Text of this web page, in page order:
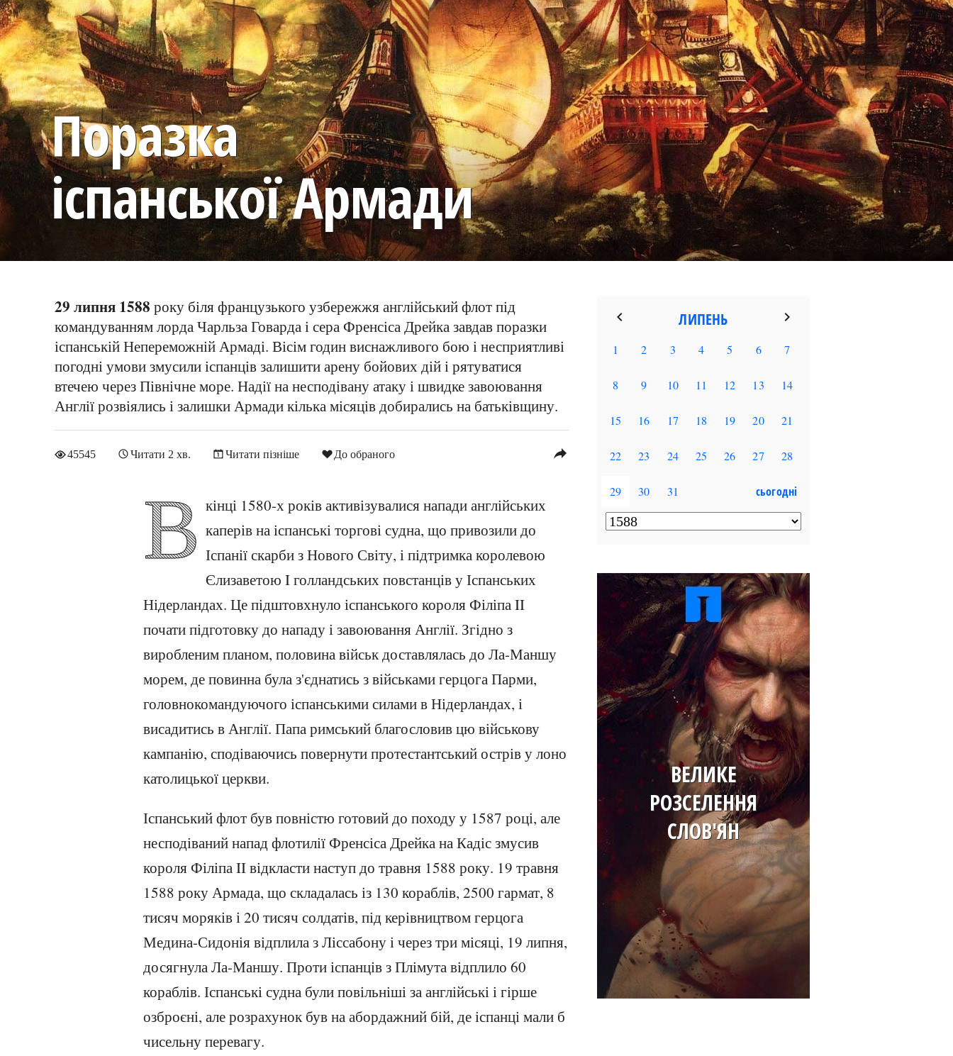
Поразка
іспанської Армади
29 липня 1588 року біля французького узбережжя англійський флот під
командуванням лорда Чарльза Говарда і сера Френсіса Дрейка завдав поразки
іспанській Непереможній Армаді. Вісім годин виснажливого бою і несприятливі
погодні умови змусили іспанців залишити арену бойових дій і рятуватися
втечею через Північне море. Надії на несподівану атаку і швидке завоювання
Англії розвіялись і залишки Армади кілька місяців добирались на батьківщину.
45545 Читати 2 хв. Читати пізніше До обраного reply
В кінці 1580-х років активізувалися напади англійських
каперів на іспанські торгові судна, що привозили до
Іспанії скарби з Нового Світу, і підтримка королевою
Єлизаветою I голландських повстанців у Іспанських
Нідерландах. Це підштовхнуло іспанського короля Філіпа II
почати підготовку до нападу і завоювання Англії. Згідно з
виробленим планом, половина військ доставлялась до Ла-Маншу
морем, де повинна була з'єднатись з військами герцога Парми,
головнокомандуючого іспанськими силами в Нідерландах, і
висадитись в Англії. Папа римський благословив цю військову
кампанію, сподіваючись повернути протестантський острів у лоно
католицької церкви.
Іспанський флот був повністю готовий до походу у 1587 році, але
несподіваний напад флотилії Френсіса Дрейка на Кадіс змусив
короля Філіпа II відкласти наступ до травня 1588 року. 19 травня
1588 року Армада, що складалась із 130 кораблів, 2500 гармат, 8
тисяч моряків і 20 тисяч солдатів, під керівництвом герцога
Медина-Сидонія відплила з Ліссабону і через три місяці, 19 липня,
досягнула Ла-Маншу. Проти іспанців з Плімута відплило 60
кораблів. Іспанські судна були повільніші за англійські і гірше
озброєні, але розрахунок був на абордажний бій, де іспанці мали б
чисельну перевагу.
ВЕЛИКЕ
РОЗСЕЛЕННЯ
СЛОВ'ЯН